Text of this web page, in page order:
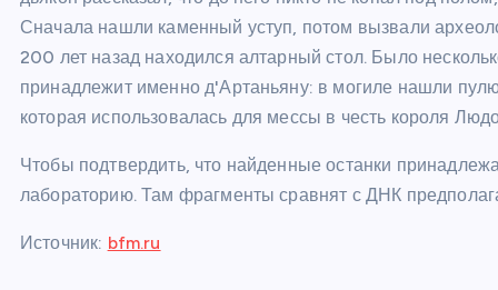
Сначала нашли каменный уступ, потом вызвали
200 лет назад находился алтарный стол. Было
принадлежит именно д'Артаньяну: в могиле нашли
которая использовалась для мессы в честь короля
Чтобы подтвердить, что найденные останки
лабораторию. Там фрагменты сравнят с ДНК
Источник: bfm.ru